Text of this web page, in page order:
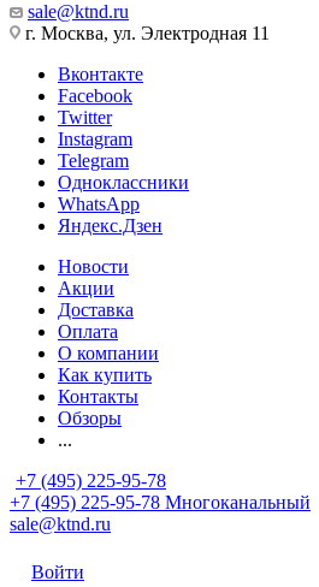
sale@ktnd.ru
г. Москва, ул. Электродная 11
Вконтакте
Facebook
Twitter
Instagram
Telegram
Одноклассники
WhatsApp
Яндекс.Дзен
Новости
Акции
Доставка
Оплата
О компании
Как купить
Контакты
Обзоры
...
+7 (495) 225-95-78
+7 (495) 225-95-78 Многоканальный
sale@ktnd.ru
Войти